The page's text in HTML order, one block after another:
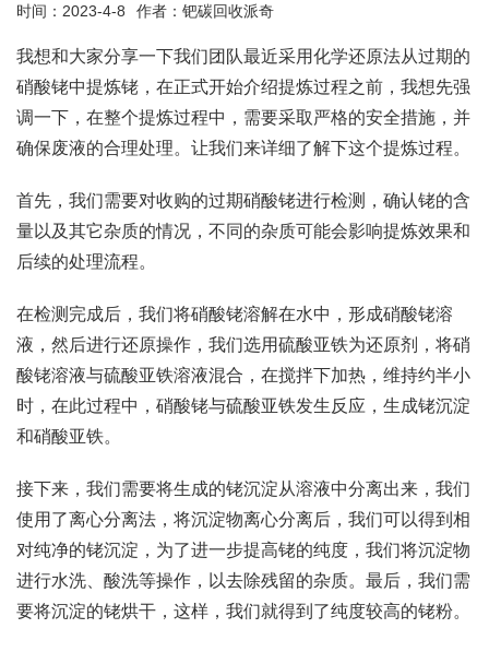
时间：2023-4-8 作者：钯碳回收派奇
我想和大家分享一下我们团队最近采用化学还原法从过期的
硝酸铑中提炼铑，在正式开始介绍提炼过程之前，我想先强
调一下，在整个提炼过程中，需要采取严格的安全措施，并
确保废液的合理处理。让我们来详细了解下这个提炼过程。
首先，我们需要对收购的过期硝酸铑进行检测，确认铑的含
量以及其它杂质的情况，不同的杂质可能会影响提炼效果和
后续的处理流程。
在检测完成后，我们将硝酸铑溶解在水中，形成硝酸铑溶
液，然后进行还原操作，我们选用硫酸亚铁为还原剂，将硝
酸铑溶液与硫酸亚铁溶液混合，在搅拌下加热，维持约半小
时，在此过程中，硝酸铑与硫酸亚铁发生反应，生成铑沉淀
和硝酸亚铁。
接下来，我们需要将生成的铑沉淀从溶液中分离出来，我们
使用了离心分离法，将沉淀物离心分离后，我们可以得到相
对纯净的铑沉淀，为了进一步提高铑的纯度，我们将沉淀物
进行水洗、酸洗等操作，以去除残留的杂质。最后，我们需
要将沉淀的铑烘干，这样，我们就得到了纯度较高的铑粉。